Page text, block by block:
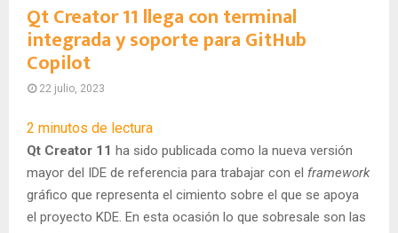
Qt Creator 11 llega con terminal
integrada y soporte para GitHub
Copilot
22 julio, 2023
2 minutos de lectura
Qt Creator 11 ha sido publicada como la nueva versión
mayor del IDE de referencia para trabajar con el framework
gráfico que representa el cimiento sobre el que se apoya
el proyecto KDE. En esta ocasión lo que sobresale son las